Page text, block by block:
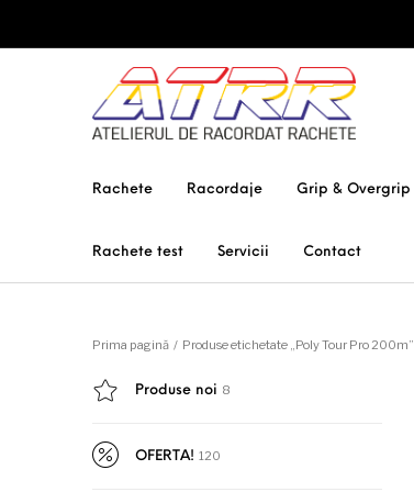
Rachete Racordaje Grip & Overgrip
Rachete test Servicii Contact
Prima pagină / Produse etichetate „Poly Tour Pro 200m”
Produse noi 8
OFERTA! 120